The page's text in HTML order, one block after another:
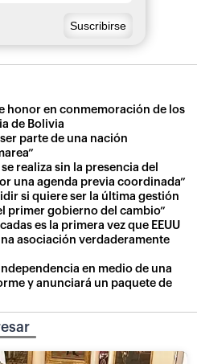
honor en conmemoración de los
de Bolivia
parte de una nación
realiza sin la presencia del
una agenda previa coordinada”
si quiere ser la última gestión
primer gobierno del cambio”
es la primera vez que EEUU
asociación verdaderamente
en medio de una
y anunciará un paquete de